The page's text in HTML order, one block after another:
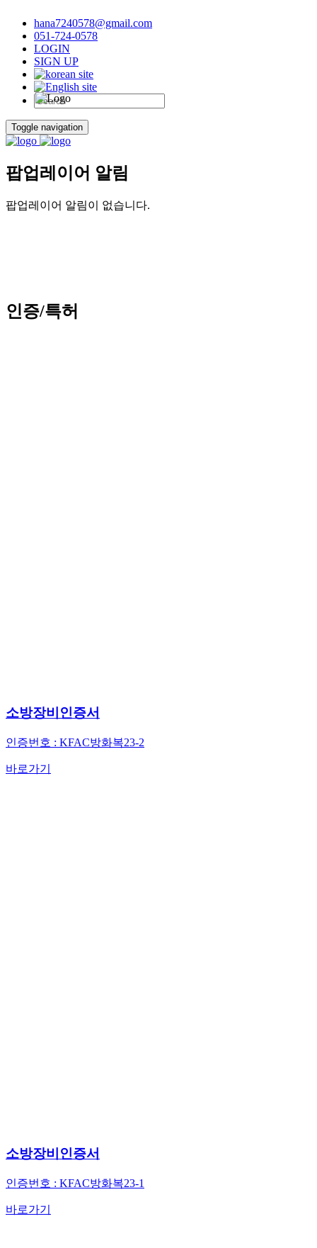
hana7240578@gmail.com
051-724-0578
LOGIN
SIGN UP
Toggle navigation
팝업레이어 알림
팝업레이어 알림이 없습니다.
인증/특허
소방장비인증서
인증번호 : KFAC방화복23-2
바로가기
소방장비인증서
인증번호 : KFAC방화복23-1
바로가기